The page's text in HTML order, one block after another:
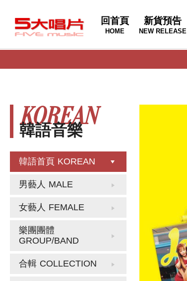
回首頁
HOME
新貨預告
NEW RELEASE
韓語音樂
KOREAN
韓語首頁 KOREAN
男藝人 MALE
女藝人 FEMALE
樂團團體
GROUP/BAND
合輯 COLLECTION